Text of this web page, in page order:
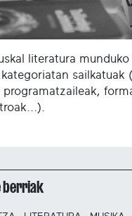
literatura
sailkatuak
programatzaileak,
berriak